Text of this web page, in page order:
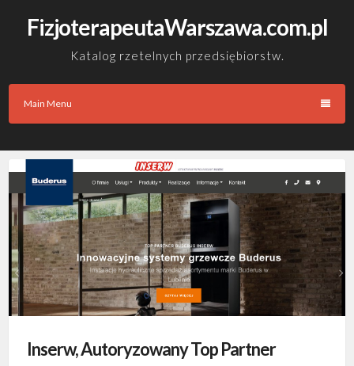
FizjoterapeutaWarszawa.com.pl
Katalog rzetelnych przedsiębiorstw.
Main Menu
Inserw, Autoryzowany Top Partner